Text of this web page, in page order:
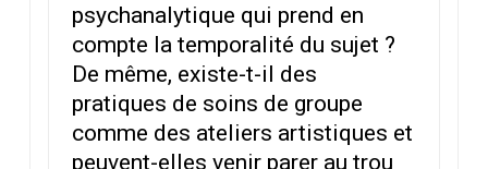
psychanalytique qui prend en
compte la temporalité du sujet ?
De même, existe-t-il des
pratiques de soins de groupe
comme des ateliers artistiques et
peuvent-elles venir parer au trou